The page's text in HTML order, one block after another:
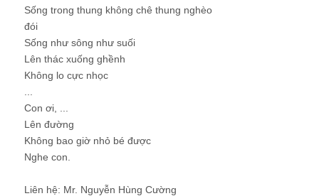
Sống trong thung không chê thung nghèo
đói
Sống như sông như suối
Lên thác xuống ghềnh
Không lo cực nhọc
Con ơi, ...
Lên đường
Không bao giờ nhỏ bé được
Nghe con.
Liên hệ: Mr. Nguyễn Hùng Cường